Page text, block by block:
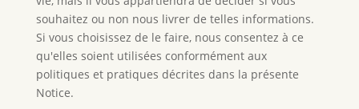
souhaitez ou non nous livrer de telles informations.
Si vous choisissez de le faire, nous consentez à ce
qu'elles soient utilisées conformément aux
politiques et pratiques décrites dans la présente
Notice.